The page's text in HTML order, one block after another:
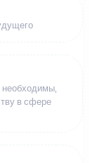
необходимы,
в сфере